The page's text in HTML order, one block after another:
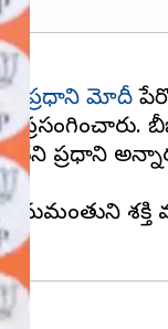
ప్రధాని మోదీ
ప్రధాని
శక్తి